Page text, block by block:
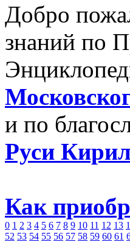
Добро
знаний по
и по
Руси
Как
0 1 2 3 4 5 6 7 8 9 10 11 12 13
52 53 54 55 56 57 58 59 60 61